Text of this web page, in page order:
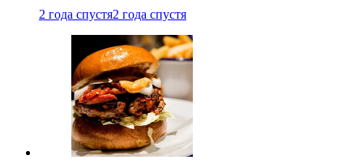
2 года спустя2 года спустя